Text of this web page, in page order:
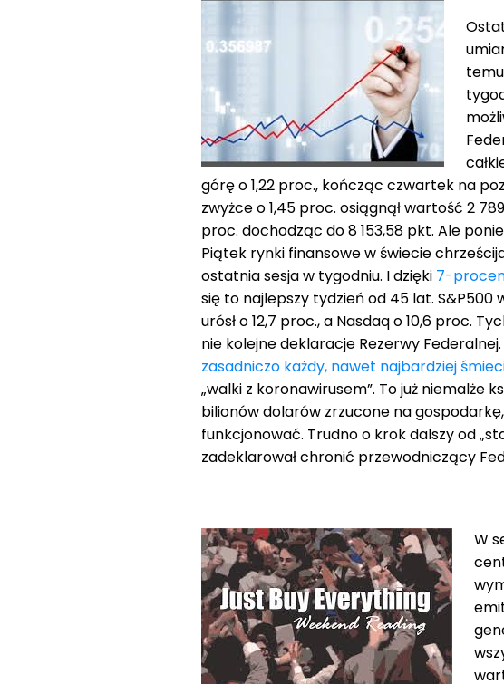
górę o 1,22 proc., kończąc czwartek na
zwyżce o 1,45 proc. osiągnął wartość 2
proc. dochodząc do 8 153,58 pkt. Ale
Piątek rynki finansowe w świecie
ostatnia sesja w tygodniu. I dzięki 7-
się to najlepszy tydzień od 45 lat. S&P500
urósł o 12,7 proc., a Nasdaq o 10,6 proc.
nie kolejne deklaracje Rezerwy
zasadniczo każdy, nawet najbardziej
„walki z koronawirusem”. To już niemalże
bilionów dolarów zrzucone na
funkcjonować. Trudno o krok dalszy od
zadeklarował chronić przewodniczący
W